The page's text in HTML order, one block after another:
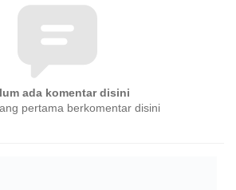
ada komentar disini
pertama berkomentar disini